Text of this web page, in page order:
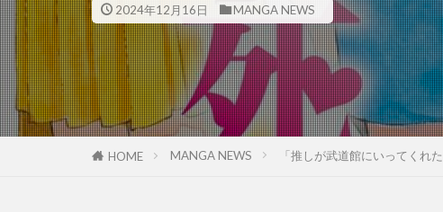
2024年12月16日 MANGA NEWS
HOME MANGA NEWS 「推しが武道館にいってくれ